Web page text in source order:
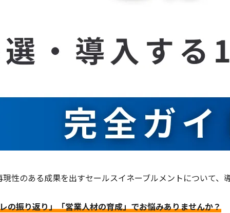
性のある成果を出すセールスイネーブルメントについて、
の振り返り」「営業人材の育成」でお悩みありませんか？